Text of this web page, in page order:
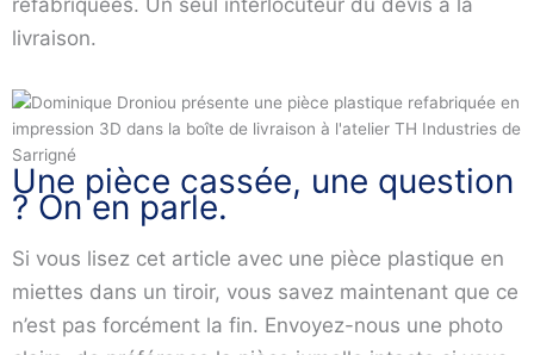
livraison.
Une pièce cassée, une question
? On en parle.
Si vous lisez cet article avec une pièce plastique en
miettes dans un tiroir, vous savez maintenant que ce
n’est pas forcément la fin. Envoyez-nous une photo